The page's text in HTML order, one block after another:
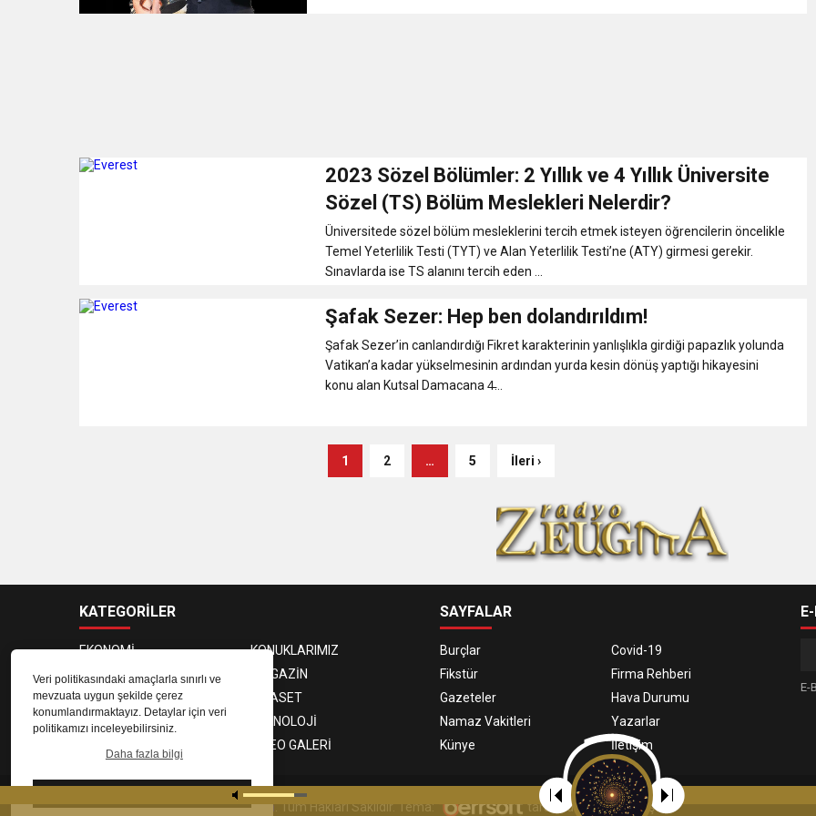
Veri politikasındaki amaçlarla sınırlı ve
mevzuata uygun şekilde çerez
konumlandırmaktayız. Detaylar için veri
politikamızı inceleyebilirsiniz.
Daha fazla bilgi
2023 Sözel Bölümler: 2 Yıllık ve 4 Yıllık Üniversite
Sözel (TS) Bölüm Meslekleri Nelerdir?
Üniversitede sözel bölüm mesleklerini tercih etmek isteyen öğrencilerin öncelikle
Temel Yeterlilik Testi (TYT) ve Alan Yeterlilik Testi’ne (ATY) girmesi gerekir.
Sınavlarda ise TS alanını tercih eden ...
Şafak Sezer: Hep ben dolandırıldım!
Şafak Sezer’in canlandırdığı Fikret karakterinin yanlışlıkla girdiği papazlık yolunda
Vatikan’a kadar yükselmesinin ardından yurda kesin dönüş yaptığı hikayesini
konu alan Kutsal Damacana 4̵...
1 2 … 5 İleri ›
KATEGORİLER
EKONOMİ
KONUKLARIMIZ
PROGRAMCILAR
MAGAZİN
SAĞLIK
SİYASET
SPOR
TEKNOLOJİ
VIDEO GALERİ
SAYFALAR
Burçlar
Covid-19
Fikstür
Firma Rehberi
Gazeteler
Hava Durumu
Namaz Vakitleri
Yazarlar
Künye
İletişim
E-
© 2023Gaziantep Radyo Zeugma. Tüm Hakları Saklıdır. Tema: tarafından uyarlanmıştır.